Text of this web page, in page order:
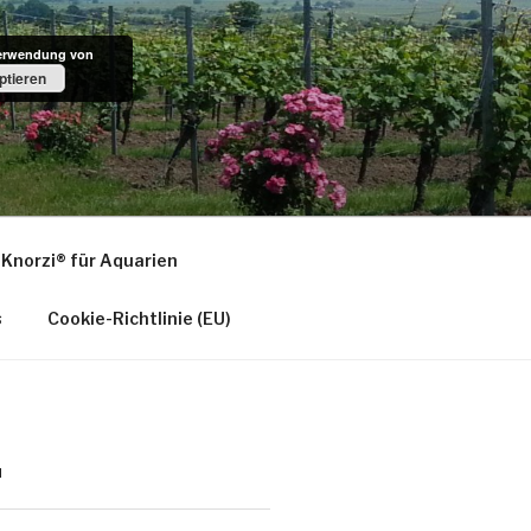
aus pfälzer Bio-Rebenholz
Knorzi® für Aquarien
Cookie-Richtlinie (EU)
von